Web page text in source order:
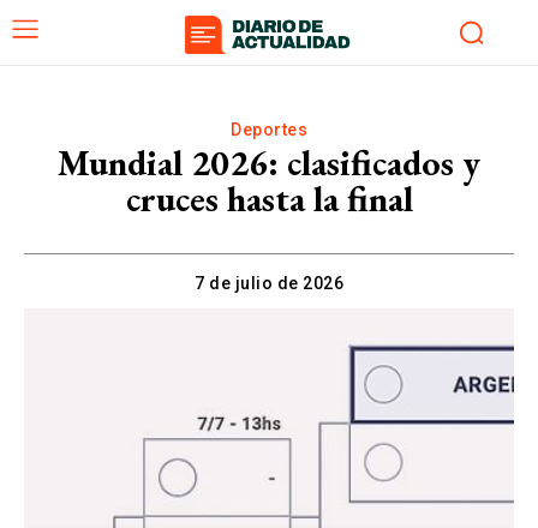
Deportes
Mundial 2026: clasificados y
cruces hasta la final
7 de julio de 2026